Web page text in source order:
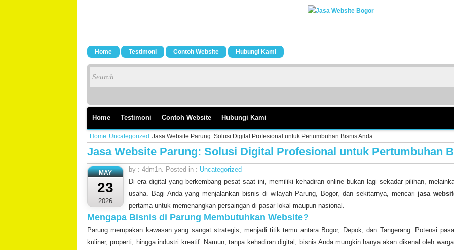
Home Testimoni Contoh Website Hubungi Kami
Home Testimoni Contoh Website Hubungi Kami
Home Uncategorized Jasa Website Parung: Solusi Digital Profesional untuk Pertumbuhan Bisnis Anda
Jasa Website Parung: Solusi Digital Profesional untuk Pertumbuhan
MAY
23
2026
by : 4dm1n. Posted in : Uncategorized
Di era digital yang berkembang pesat saat ini, memiliki kehadiran online bukan lagi sekadar pilihan,
usaha. Bagi Anda yang menjalankan bisnis di wilayah Parung, Bogor, dan sekitarnya, mencari jasa
pertama untuk memenangkan persaingan di pasar lokal maupun nasional.
Mengapa Bisnis di Parung Membutuhkan Website?
Parung merupakan kawasan yang sangat strategis, menjadi titik temu antara Bogor, Depok, dan Tangerang. Potensi
kuliner, properti, hingga industri kreatif. Namun, tanpa kehadiran digital, bisnis Anda mungkin hanya akan dikenal oleh